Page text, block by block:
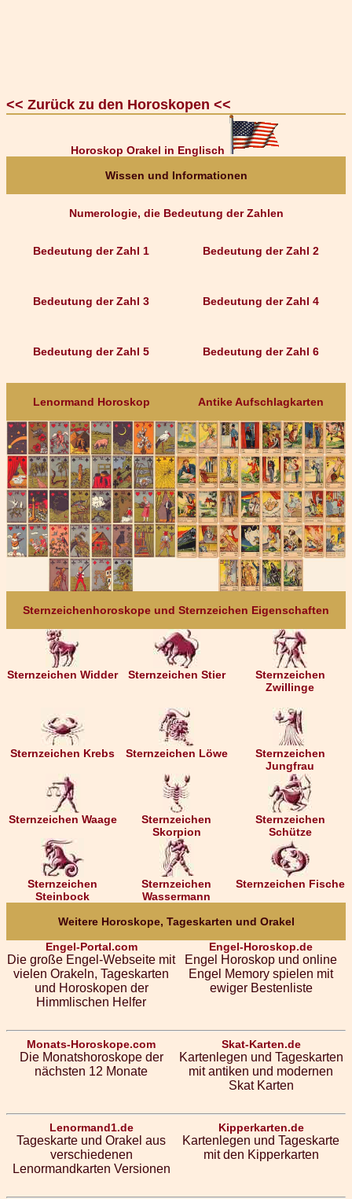
<< Zurück zu den Horoskopen <<
Horoskop Orakel in Englisch
Wissen und Informationen
Numerologie, die Bedeutung der Zahlen
Bedeutung der Zahl 1
Bedeutung der Zahl 3
Bedeutung der Zahl 5
Bedeutung der Zahl 2
Bedeutung der Zahl 4
Bedeutung der Zahl 6
Lenormand Horoskop Antike Aufschlagkarten
Sternzeichenhoroskope und Sternzeichen Eigenschaften
Sternzeichen Widder Sternzeichen Stier
Sternzeichen
Zwillinge
Sternzeichen Krebs Sternzeichen Löwe
Sternzeichen
Jungfrau
Sternzeichen Waage
Sternzeichen
Skorpion
Sternzeichen
Schütze
Sternzeichen
Steinbock
Sternzeichen
Wassermann
Sternzeichen Fische
Weitere Horoskope, Tageskarten und Orakel
Engel-Portal.com
Die große Engel-Webseite mit
vielen Orakeln, Tageskarten
und Horoskopen der
Himmlischen Helfer
Engel-Horoskop.de
Engel Horoskop und online
Engel Memory spielen mit
ewiger Bestenliste
Monats-Horoskope.com
Die Monatshoroskope der
nächsten 12 Monate
Skat-Karten.de
Kartenlegen und Tageskarten
mit antiken und modernen
Skat Karten
Lenormand1.de
Tageskarte und Orakel aus
verschiedenen
Lenormandkarten Versionen
Kipperkarten.de
Kartenlegen und Tageskarte
mit den Kipperkarten